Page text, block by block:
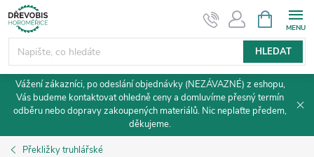
Přejít
na
obsah
HLEDAT
NÁKUPNÍ
KOŠÍK
Vážení zákazníci, po odeslání objednávky (NEZÁVAZNÉ) z eshopu,
Vás budeme kontaktovat ohledně ceny a domluvíme přesný termín
odběru nebo dopravy zakoupených materiálů. Nic neplaťte předem,
děkujeme.
Překližky truhlářské